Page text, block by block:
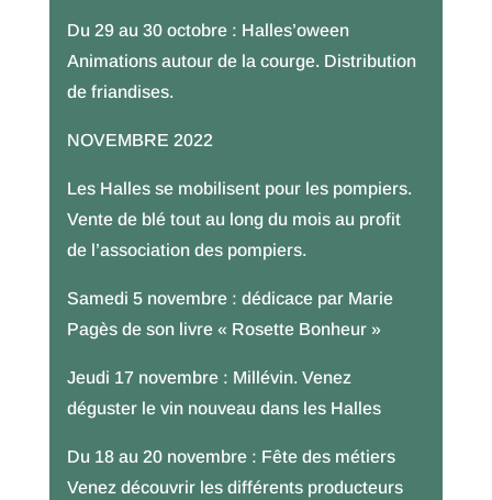
Du 29 au 30 octobre : Halles’oween
Animations autour de la courge. Distribution
de friandises.
NOVEMBRE 2022
Les Halles se mobilisent pour les pompiers.
Vente de blé tout au long du mois au profit
de l’association des pompiers.
Samedi 5 novembre : dédicace par Marie
Pagès de son livre « Rosette Bonheur »
Jeudi 17 novembre : Millévin. Venez
déguster le vin nouveau dans les Halles
Du 18 au 20 novembre : Fête des métiers
Venez découvrir les différents producteurs